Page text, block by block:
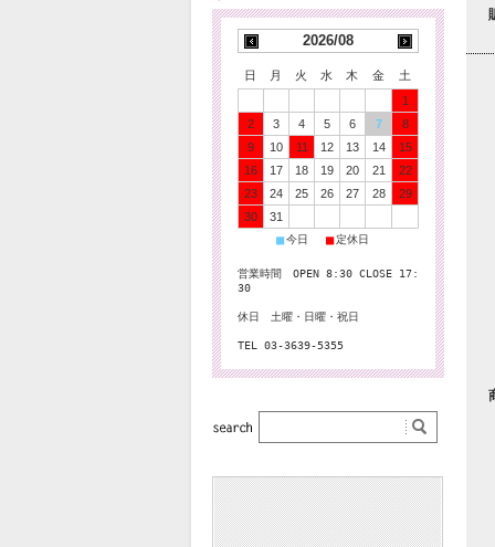
2026/08
日 月 火 水 木 金
土
1
2
3 4 5 6 7
8
9
10 11 12 13 14
15
16
17 18 19 20 21
22
23
24 25 26 27 28
29
30
31
■今日 ■定休日
営業時間 OPEN 8:30 CLOSE 17:
30
休日 土曜・日曜・祝日
TEL 03-3639-5355